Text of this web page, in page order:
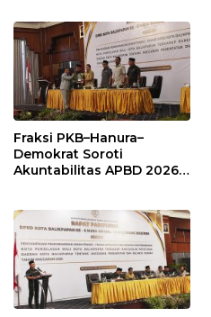
Fraksi PKB–Hanura–
Demokrat Soroti
Akuntabilitas APBD 2026
Modal